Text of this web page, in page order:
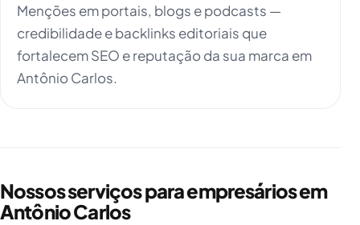
Menções em portais, blogs e podcasts —
credibilidade e backlinks editoriais que
fortalecem SEO e reputação da sua marca em
Antônio Carlos.
Nossos serviços para empresários em
Antônio Carlos